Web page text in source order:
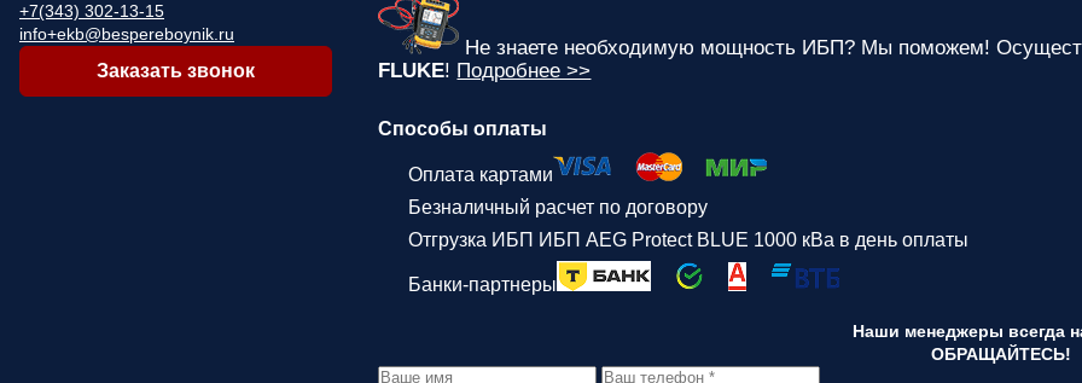
+7(343) 302-13-15
info+ekb@bespereboynik.ru
Заказать звонок
Не знаете необходимую мощность ИБП? Мы поможем!
FLUKE! Подробнее >>
Способы оплаты
Оплата картами
Безналичный расчет по договору
Отгрузка ИБП ИБП AEG Protect BLUE 1000 кВа в день оплаты
Банки-партнеры
Наши менеджеры всегда
ОБРАЩАЙТЕСЬ!